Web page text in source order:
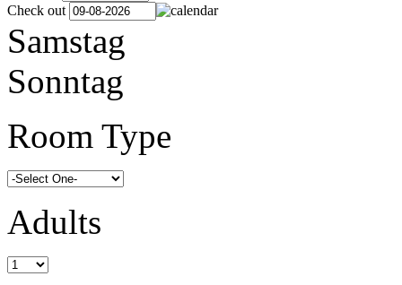
Check out
Samstag
Sonntag
Room Type
Adults